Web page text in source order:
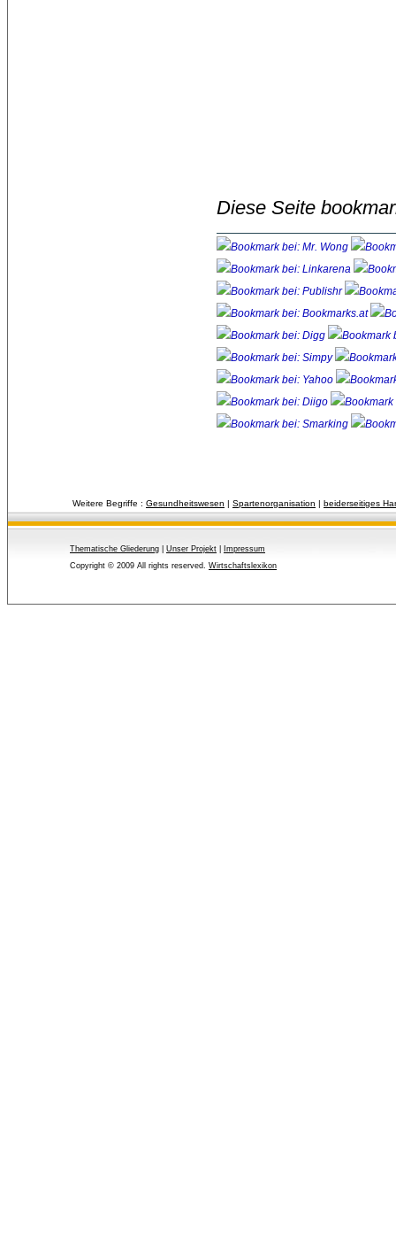
Diese Seite
Weitere Begriffe : Gesundheitswesen | Spartenorganisation | beiderseitiges
Thematische Gliederung Unser Projekt
Impressum
Copyright © 2009 All rights reserved. Wirtschaftslexikon